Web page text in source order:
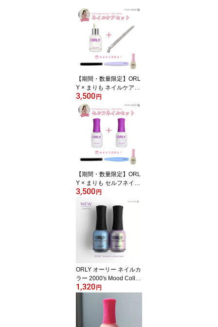
【期間・数量限定】ORL
Y × まりも ネイルケアセ
ット キューティーク18m
L プッシャー＆リムーバ
ー おまけ3点付き 甘皮ケ
3,500円
【期間・数量限定】ORL
Y × まりも セルフネイル
セット ワンナイトスタン
ド18mL セカンドライ18
mL おまけ3点付き
3,500円
ORLY オーリー ネイルカ
ラー 2000's Mood Collec
tion 11mL 全2色 ｜ マニ
パール オーロラ 限定 セ
ルフネイル ORLY JAPAN
1,320円